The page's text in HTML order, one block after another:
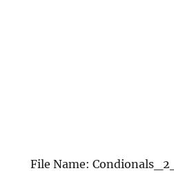
File Name: